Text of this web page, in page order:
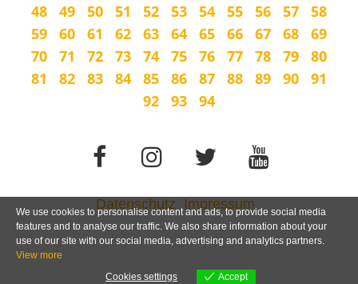
48 49 50 51 52 53 54 55 56 57 58
59 60 61 62 63 64 65 66 67 68 69
70 71 72 73 74 75 76 77 78 79 80
81
82 83 84 85 86 87 88 89 90 91
92 93 94
Datenschutz Impressum
We use cookies to personalise content and ads, to provide social media
features and to analyse our traffic. We also share information about your
use of our site with our social media, advertising and analytics partners.
View more
Cookies settings
Accept